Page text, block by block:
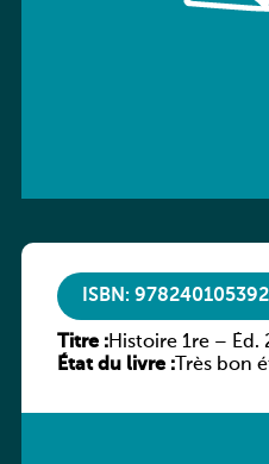
ISBN:
Titre :Histoire 1re – Éd.
État du livre :Très bon